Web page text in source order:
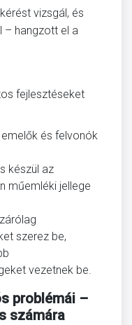
vizsgál, és
– hangzott el a
fejlesztéseket
és felvonók
készül az
műemléki jellege
szerez be,
vezetnek be.
problémái –
számára